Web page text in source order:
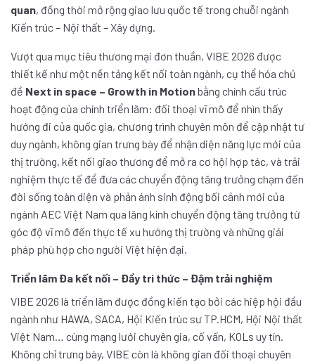
quan, đồng thời mở rộng giao lưu quốc tế trong chuỗi ngành
Kiến trúc – Nội thất – Xây dựng.
Vượt qua mục tiêu thương mại đơn thuần, VIBE 2026 được
thiết kế như một nền tảng kết nối toàn ngành, cụ thể hóa chủ
đề Next in space – Growth in Motionbằng chính cấu trúc
hoạt động của chính triển lãm: đối thoại vĩ mô để nhìn thấy
hướng đi của quốc gia, chương trình chuyên môn để cập nhật tư
duy ngành, không gian trưng bày để nhận diện năng lực mới của
thị trường, kết nối giao thương để mở ra cơ hội hợp tác, và trải
nghiệm thực tế để đưa các chuyển động tăng trưởng chạm đến
đời sống toàn diện và phản ánh sinh động bối cảnh mới của
ngành AEC Việt Nam qua lăng kính chuyển động tăng trưởng từ
góc độ vĩ mô đến thực tế xu hướng thị trường và những giải
pháp phù hợp cho người Việt hiện đại.
Triển lãm Đa kết nối – Đầy tri thức – Đậm trải nghiệm
VIBE 2026 là triển lãm được đồng kiến tạo bởi các hiệp hội đầu
ngành như HAWA, SACA, Hội Kiến trúc sư TP.HCM, Hội Nội thất
Việt Nam… cùng mạng lưới chuyên gia, cố vấn, KOLs uy tín.
Không chỉ trưng bày, VIBE còn là không gian đối thoại chuyên